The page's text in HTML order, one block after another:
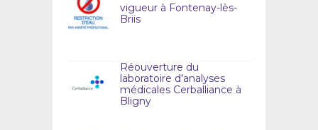
vigueur à Fontenay-lès-
Briis
Réouverture du
laboratoire d’analyses
médicales Cerballiance à
Bligny